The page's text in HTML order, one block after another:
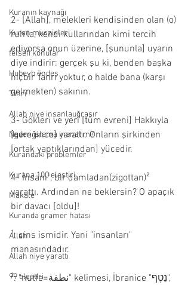
Kuranın kaynağı
Kuran muczieleri
felsefi konular
Hubeyb öndeş
Tanrı
Allah niye insanlauğraşır
Neden islama inanalım?
Kurandaki problemler
Kurana 100 eleştiri
Makale
Kuranda gramer hatası
Allah
Allah niye yarattı
99 eleştiri
2- [Allah], melekleri kendisinden olan (o)
ruh'la, kendi kullarından kimi tercih
ediyorsa onun üzerine, [şununla] uyarın
diye indirir: gerçek şu ki, benden başka
hiçbir Tanrı yoktur, o halde bana (karşı
gelmekten) sakının.
3- Gökleri ve yeri [tüm evreni] Hakkıyla
[gereğince] yarattı. Onların şirkinden
[ortak yaptıklarından] yücedir.
4- İnsanı¹, bir damladan(zigottan)²
yarattı. Ardından ne beklersin? O apaçık
bir davacı [oldu]!
¹: cins ismidir. Yani "insanları"
manasındadır.
²: "nutfe=نطفة" kelimesi, İbranice "נֵטֶף",